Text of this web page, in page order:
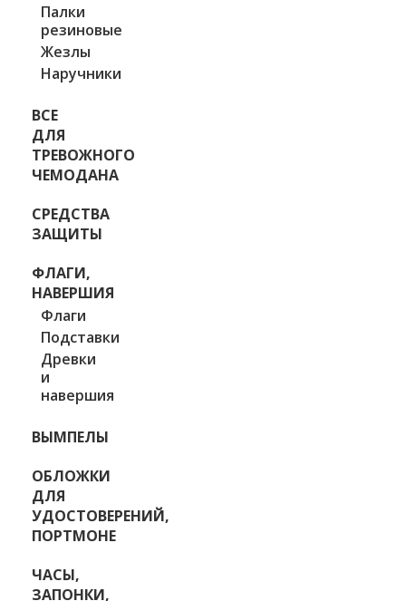
Палки
резиновые
Жезлы
Наручники
ВСЕ
ДЛЯ
ТРЕВОЖНОГО
ЧЕМОДАНА
СРЕДСТВА
ЗАЩИТЫ
ФЛАГИ,
НАВЕРШИЯ
Флаги
Подставки
Древки
и
навершия
ВЫМПЕЛЫ
ОБЛОЖКИ
ДЛЯ
УДОСТОВЕРЕНИЙ,
ПОРТМОНЕ
ЧАСЫ,
ЗАПОНКИ,